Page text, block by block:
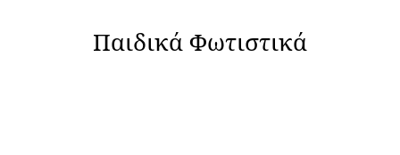
Παιδικά Φωτιστικά